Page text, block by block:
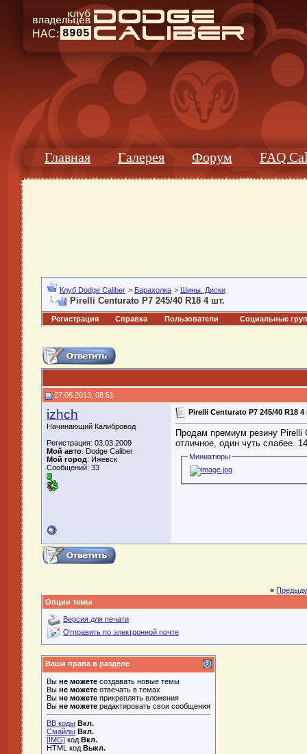
8905
Главная Галерея Форум FAQ
Клуб Dodge Caliber > Барахолка > Шины. Диски
Pirelli Centurato P7 245/40 R18 4 шт.
Регистрация Справка Пользователи Социальные
27.06.2013, 08:51
izhch
Начинающий Калибровод
Регистрация: 03.03.2009
Мой авто: Dodge Caliber
Мой город: Ижевск
Сообщений: 33
Pirelli Centurato P7 245/40 R18 4
Продам премиум резину Pirelli
отличное, один чуть слабее.
Миниатюры
«
Опции темы
Версия для печати
Отправить по электронной почте
Ваши права в разделе
Вы не можете создавать новые темы
Вы не можете отвечать в темах
Вы не можете прикреплять вложения
Вы не можете редактировать свои сообщения
BB коды Вкл.
Смайлы Вкл.
[IMG] код Вкл.
HTML код Выкл.